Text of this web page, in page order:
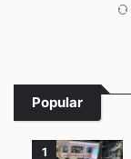
Popular
1